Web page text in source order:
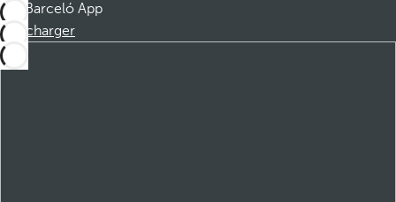
Barceló App
Télécharger